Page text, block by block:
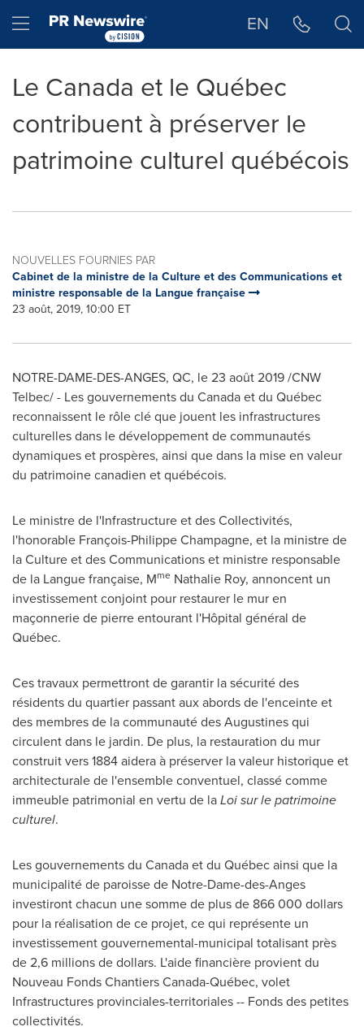
Hamburger menu EN
Le Canada et le Québec
contribuent à préserver le
patrimoine culturel québécois
NOUVELLES FOURNIES PAR
Cabinet de la ministre de la Culture et des Communications et
ministre responsable de la Langue française
23 août, 2019, 10:00 ET
NOTRE-DAME-DES-ANGES, QC, le 23 août 2019 /CNW
Telbec/ - Les gouvernements du Canadaet du Québec
reconnaissent le rôle clé que jouent les infrastructures
culturelles dans le développement de communautés
dynamiques et prospères, ainsi que dans la mise en valeur
du patrimoine canadien et québécois.
Le ministre de l'Infrastructure et des Collectivités,
l'honorable François-Philippe Champagne, et la ministre de
la Culture et des Communications et ministre responsable
de la Langue française, Mme Nathalie Roy, annoncent un
investissement conjoint pour restaurer le mur en
maçonnerie de pierre entourant l'Hôpital général de
Québec.
Ces travaux permettront de garantir la sécurité des
résidents du quartier passant aux abords de l'enceinte et
des membres de la communauté des Augustines qui
circulent dans le jardin. De plus, la restauration du mur
construit vers 1884 aidera à préserver la valeur historique et
architecturale de l'ensemble conventuel, classé comme
immeuble patrimonial en vertu de laLoi sur le patrimoine
culturel.
Les gouvernements du Canadaet du Québec ainsi que la
municipalité de paroisse de Notre-Dame-des-Anges
investiront chacun une somme de plus de 866000 dollars
pour la réalisation de ce projet, ce qui représente un
investissement gouvernemental-municipal totalisant près
de 2,6 millions de dollars. L'aide financière provient du
Nouveau Fonds Chantiers Canada-Québec, volet
Infrastructures provinciales-territoriales -- Fonds des petites
collectivités.